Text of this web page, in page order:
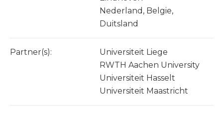
Nederland, Belgie,
Duitsland
Partner(s):
Universiteit Liege
RWTH Aachen University
Universiteit Hasselt
Universiteit Maastricht